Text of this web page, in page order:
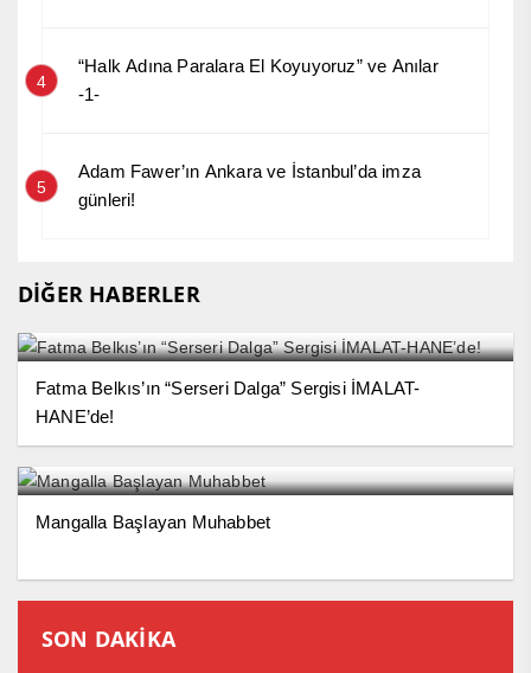
4
“Halk Adına Paralara El Koyuyoruz” ve Anılar
-1-
5
Adam Fawer’ın Ankara ve İstanbul’da imza
günleri!
DİĞER HABERLER
Fatma Belkıs’ın “Serseri Dalga” Sergisi İMALAT-
HANE’de!
Mangalla Başlayan Muhabbet
SON DAKİKA